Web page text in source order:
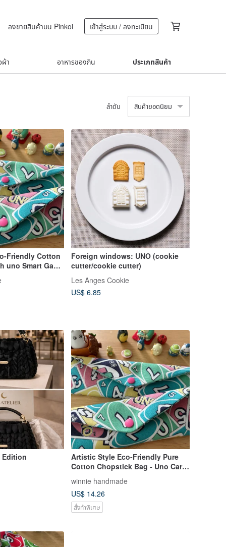
ลงขายสินค้าบน Pinkoi เข้าสู่ระบบ / ลงทะเบียน
ผ้า อาหารของกิน ประเภทสินค้า
ลำดับ สินค้ายอดนิยม
Friendly Cotton
uno Smart Game
Foreign windows: UNO (cookie
cutter/cookie cutter)
Les Anges Cookie
US$ 6.85
Edition
Artistic Style Eco-Friendly Pure
Cotton Chopstick Bag - Uno Card
Linen Blend, Tender Pink, Fun
winnie handmade
US$ 14.26
สั่งทำพิเศษ